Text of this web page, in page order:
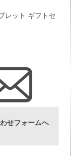
レット ギフトセ
せフォームへ